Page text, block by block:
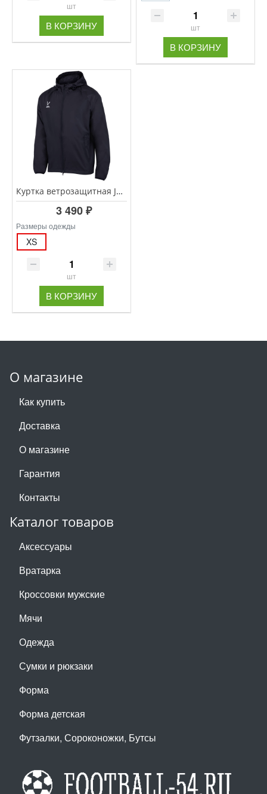
шт
В КОРЗИНУ шт
В КОРЗИНУ
Куртка ветрозащитная JOGEL CAMP Rain Jacket, черный
3 490 ₽
Размеры одежды
XS
шт
В КОРЗИНУ
О магазине
Как купить
Доставка
О магазине
Гарантия
Контакты
Каталог товаров
Аксессуары
Вратарка
Кроссовки мужские
Мячи
Одежда
Сумки и рюкзаки
Форма
Форма детская
Футзалки, Сороконожки, Бутсы